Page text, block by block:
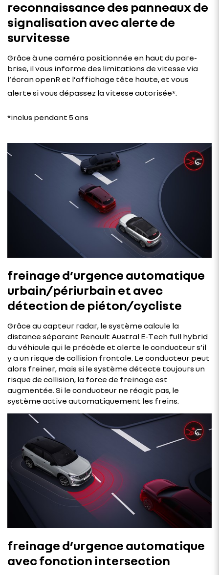
reconnaissance des panneaux de
signalisation avec alerte de
survitesse
Grâce à une caméra positionnée en haut du pare-
brise, il vous informe des limitations de vitesse via
l’écran openR et l’affichage tête haute, et vous
alerte si vous dépassez la vitesse autorisée*.
*inclus pendant 5 ans
freinage d’urgence automatique
urbain/périurbain et avec
détection de piéton/cycliste
Grâce au capteur radar, le système calcule la
distance séparant Renault Austral E-Tech full hybrid
du véhicule qui le précède et alerte le conducteur s’il
y a un risque de collision frontale. Le conducteur peut
alors freiner, mais si le système détecte toujours un
risque de collision, la force de freinage est
augmentée. Si le conducteur ne réagit pas, le
système active automatiquement les freins.
freinage d’urgence automatique
avec fonction intersection